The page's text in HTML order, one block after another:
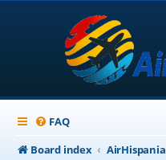
FAQ
Board index
AirHispania